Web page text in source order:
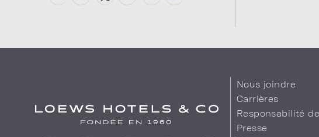
Nous joindre
Carrières
Responsabilité
Presse